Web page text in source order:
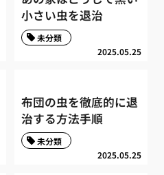
小さい虫を退治
2025.05.25
未分類
布団の虫を徹底的に退
治する方法手順
2025.05.25
未分類